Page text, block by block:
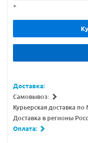
+
Доставка:
Самовывоз:
Курьерская доставка
Доставка в регионы
Оплата: